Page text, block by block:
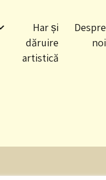
Har și
dăruire
artistică
Despre
noi